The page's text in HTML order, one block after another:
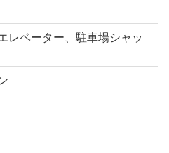
レベーター、駐車場シャッ